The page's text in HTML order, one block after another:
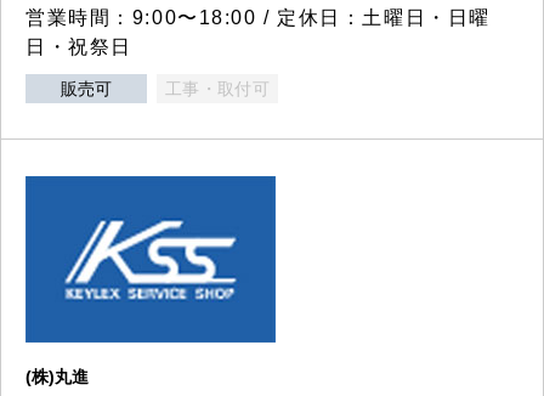
営業時間：9:00〜18:00 / 定休日：土曜日・日曜
日・祝祭日
販売可 工事・取付可
(株)丸進